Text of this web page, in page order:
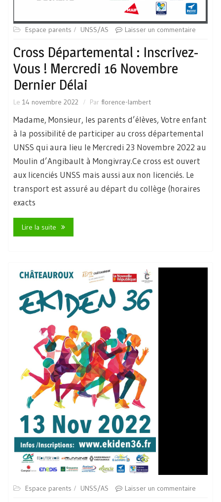
Espace parents UNSS/AS Laisser un commentaire
Cross Départemental : Inscrivez-
Vous ! Mercredi 16 Novembre
Dernier Délai
Le 14 novembre 2022 Par florence-lambert
Madame, Monsieur, les parents d’élèves, Votre enfant
à la possibilité de participer au cross départemental
UNSS qui aura lieu le Mercredi 23 Novembre 2022 au
Moulin d’Angibault à Mongivray.Ce cross est ouvert
aux licenciés UNSS mais aussi aux non licenciés. Le
transport est assuré au départ du collège (horaires
exacts
Lire la suite
Espace parents UNSS/AS Laisser un commentaire